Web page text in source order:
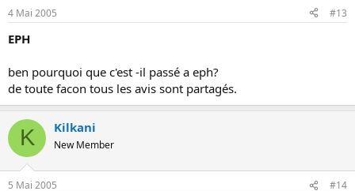
4 Mai 2005 #13
EPH
ben pourquoi que c'est -il passé a eph?
de toute facon tous les avis sont partagés.
K Kilkani
New Member
5 Mai 2005 #14